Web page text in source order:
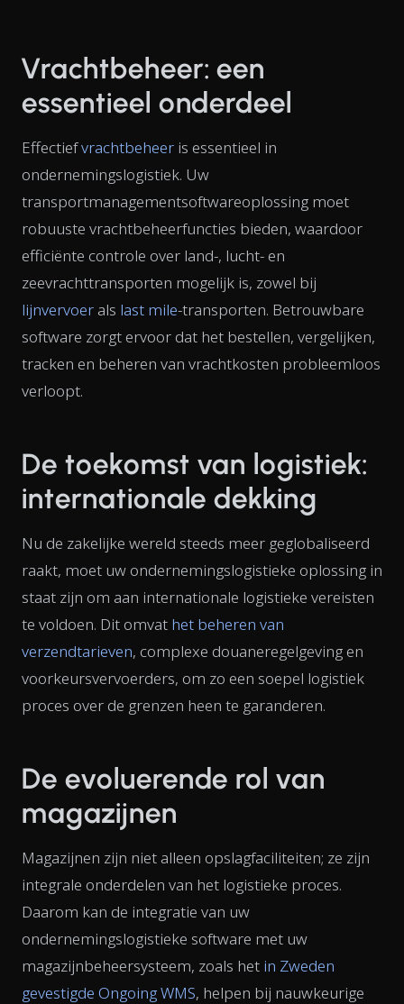
Vrachtbeheer: een
essentieel onderdeel
Effectiefvrachtbeheer is essentieel in
ondernemingslogistiek. Uw
transportmanagementsoftwareoplossing moet
robuuste vrachtbeheerfuncties bieden, waardoor
efficiënte controle over land-, lucht- en
zeevrachttransporten mogelijk is, zowel bij
lijnvervoer als last mile-transporten. Betrouwbare
software zorgt ervoor dat het bestellen, vergelijken,
tracken en beheren van vrachtkosten probleemloos
verloopt.
De toekomst van logistiek:
internationale dekking
Nu de zakelijke wereld steeds meer geglobaliseerd
raakt, moet uw ondernemingslogistieke oplossing in
staat zijn om aan internationale logistieke vereisten
te voldoen. Dit omvat het beheren van
verzendtarieven, complexe douaneregelgeving en
voorkeursvervoerders, om zo een soepel logistiek
proces over de grenzen heen te garanderen.
De evoluerende rol van
magazijnen
Magazijnen zijn niet alleen opslagfaciliteiten; ze zijn
integrale onderdelen van het logistieke proces.
Daarom kan de integratie van uw
ondernemingslogistieke software met uw
magazijnbeheersysteem, zoals het in Zweden
gevestigde Ongoing WMS, helpen bij nauwkeurige